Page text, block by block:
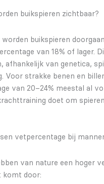
buikspieren zichtbaar?
buikspieren
van 18% of lager.
afhankelijk van genetica,
Voor strakke benen en
van 20–24% meestal al
doet om
vetpercentage bij
van nature een hoger
komt door: